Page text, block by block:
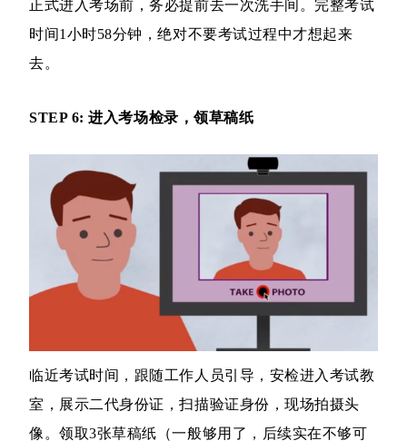
正式进入考场前，务必提前去一次洗手间。完整考试
时间1小时58分钟，绝对不要考试过程中才想起来
去。
STEP 6: 进入考场检录，领草稿纸
临近考试时间，跟随工作人员引导，安检进入考试教
室，展示二代身份证，扫描验证身份，现场拍摄头
像。领取3张草稿纸（一般够用了，后续实在不够可